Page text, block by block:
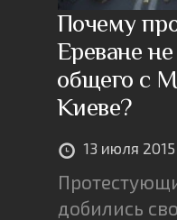
Почему
Ереване
общего с
Киеве?
13 июля 2015
добились